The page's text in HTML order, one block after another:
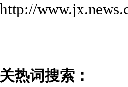
http://
热词搜索：